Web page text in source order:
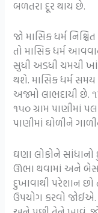
બળતરા દૂર થાય છે.
જો માસિક ધર્મ
તો માસિક ધર્મ
સુધી અડધી ચમચી
થશે. માસિક ધર્મ
અજમો લાભદાયી છે.
૧૫૦ ગ્રામ પાણીમાં
પાણીમાં ઘોળીને
ઘણા લોકોને
ઊભા થવામાં અને
દુખાવાથી પરેશાન
ઉપયોગ કરવો